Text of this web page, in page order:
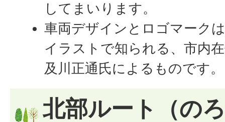
してまいります。
車両デザインとロゴマーク
イラストで知られる、市内
及川正通氏によるものです。
北部ルート（の